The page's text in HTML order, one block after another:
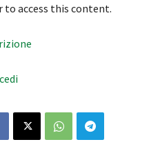
to access this content.